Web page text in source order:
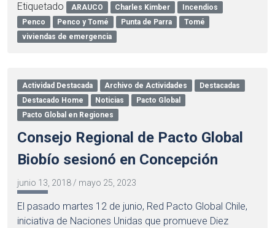
Etiquetado ARAUCO Charles Kimber
Incendios
Penco
Penco y Tomé Punta de Parra
Tomé
viviendas de emergencia
Actividad Destacada Archivo de Actividades
Destacadas
Destacado Home
Noticias
Pacto Global
Pacto Global en Regiones
Consejo Regional de Pacto Global
Biobío sesionó en Concepción
junio 13, 2018/ mayo 25, 2023
El pasado martes 12 de junio, Red Pacto Global Chile,
iniciativa de Naciones Unidas que promueve Diez